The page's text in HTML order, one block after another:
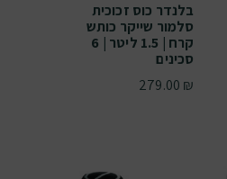
בלנדר כוס זכוכית
סלמור שייקר כותש
קרח | 1.5 ליטר | 6
סכינים
279.00 ₪